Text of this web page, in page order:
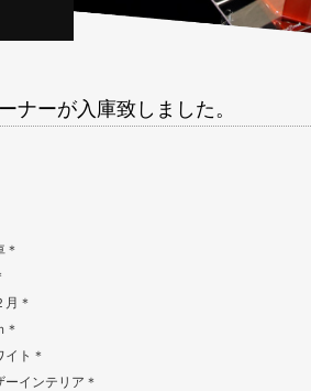
ーが入庫致しました。
月＊
イト＊
ーインテリア＊